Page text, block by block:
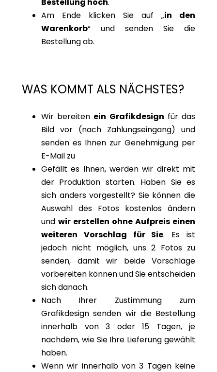
Am Ende klicken Sie auf „in den
Warenkorb“ und senden Sie die
Bestellung ab.
WAS KOMMT ALS NÄCHSTES?
Wir bereiten ein Grafikdesign für das
Bild vor (nach Zahlungseingang) und
senden es Ihnen zur Genehmigung per
E-Mail zu
Gefällt es Ihnen, werden wir direkt mit
der Produktion starten. Haben Sie es
sich anders vorgestellt? Sie können die
Auswahl des Fotos kostenlos ändern
und wir erstellen ohne Aufpreis einen
weiteren Vorschlag für Sie. Es ist
jedoch nicht möglich, uns 2 Fotos zu
senden, damit wir beide Vorschläge
vorbereiten können und Sie entscheiden
sich danach.
Nach Ihrer Zustimmung zum
Grafikdesign senden wir die Bestellung
innerhalb von 3 oder 15 Tagen, je
nachdem, wie Sie Ihre Lieferung gewählt
haben.
Wenn wir innerhalb von 3 Tagen keine